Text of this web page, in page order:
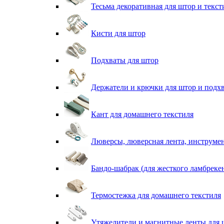
Тесьма декоративная для штор и
Кисти для штор
Подхваты для штор
Держатели и крючки для штор и
Кант для домашнего текстиля
Люверсы, люверсная лента,
Бандо-шабрак (для жесткого
Термостежка для домашнего текстиля
Утяжелители и магнитные ленты для